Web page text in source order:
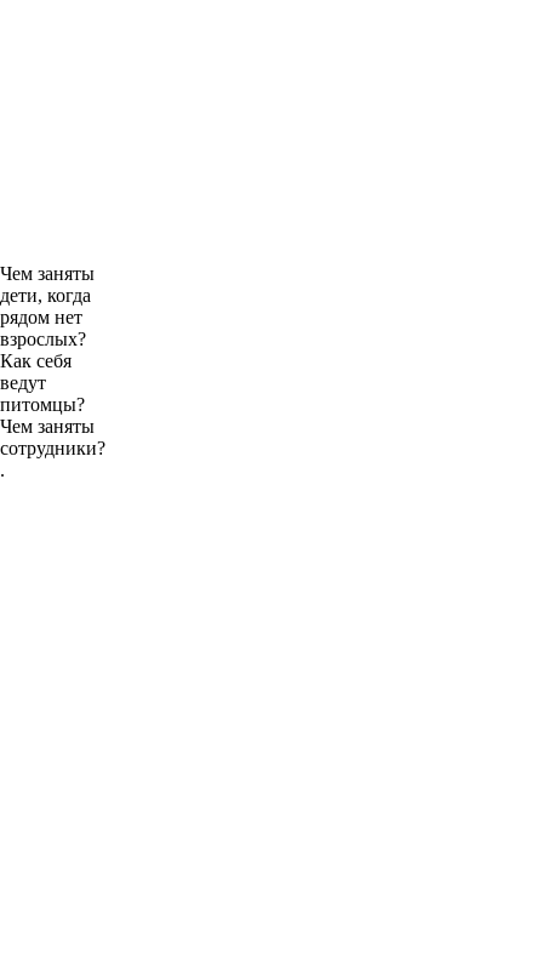
Чем заняты
дети, когда
рядом нет
взрослых?
Как себя
ведут
питомцы?
Чем заняты
сотрудники?
.